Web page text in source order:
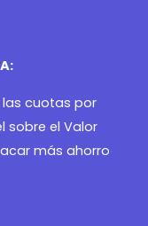
cuotas por
sobre el Valor
más ahorro